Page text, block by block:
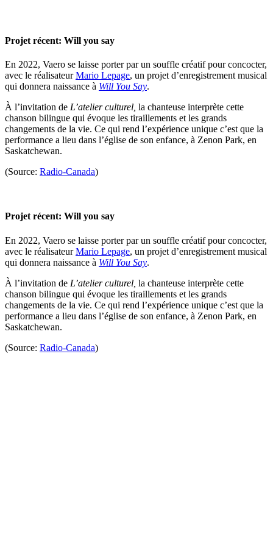
Projet récent: Will you say
En 2022, Vaero se laisse porter par un souffle créatif pour concocter,
avec le réalisateurMario Lepage, un projet d’enregistrement musical
qui donnera naissance à Will You Say.
À l’invitation de L’atelier culturel, la chanteuse interprète cette
chanson bilingue qui évoque les tiraillements et les grands
changements de la vie. Ce qui rend l’expérience unique c’est que la
performance a lieu dans l’église de son enfance, à Zenon Park, en
Saskatchewan.
(Source: Radio-Canada)
Projet récent: Will you say
En 2022, Vaero se laisse porter par un souffle créatif pour concocter,
avec le réalisateurMario Lepage, un projet d’enregistrement musical
qui donnera naissance à Will You Say.
À l’invitation de L’atelier culturel, la chanteuse interprète cette
chanson bilingue qui évoque les tiraillements et les grands
changements de la vie. Ce qui rend l’expérience unique c’est que la
performance a lieu dans l’église de son enfance, à Zenon Park, en
Saskatchewan.
(Source: Radio-Canada)